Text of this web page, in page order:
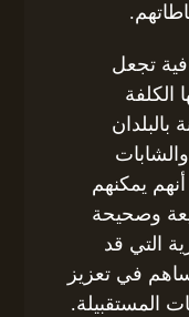
تجعل
الكلفة
بالبلدان
يمكنهم
وصحيحة
التي قد
في تعزيز
المستقبيلة.